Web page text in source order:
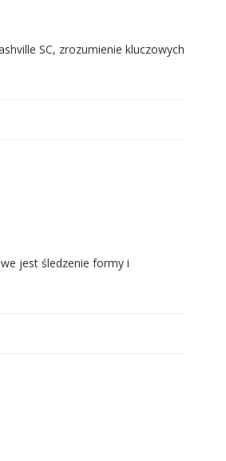
SC, zrozumienie kluczowych
jest śledzenie formy i